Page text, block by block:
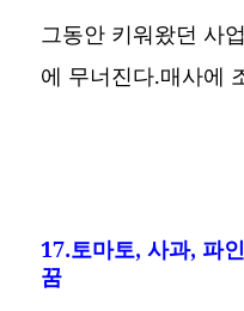
그동안 키워왔던 사
에 무너진다.매사에
17.토마토, 사과, 파
꿈